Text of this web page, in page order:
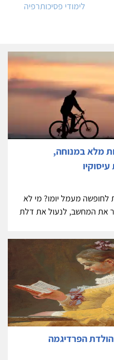
לימודי פסיכותרפיה
מלא במנוחה,
לחופשה מעמל יומו? מי לא
את המחשב, לנעול את דלת
הפרדיגמה